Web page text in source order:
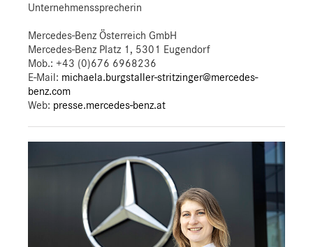
Unternehmenssprecherin
Mercedes-Benz Österreich GmbH
Mercedes-Benz Platz 1, 5301 Eugendorf
Mob.: +43 (0)676 6968236
E-Mail: michaela.burgstaller-stritzinger@mercedes-
benz.com
Web: presse.mercedes-benz.at